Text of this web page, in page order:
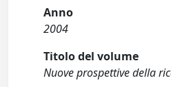
Anno
2004
Titolo del volume
Nuove prospettive della